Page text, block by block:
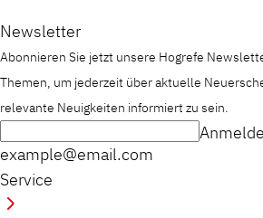
Newsletter
Abonnieren Sie jetzt unsere Hogrefe
Themen, um jederzeit über aktuelle
relevante Neuigkeiten informiert zu sein.
example@email.com
Service